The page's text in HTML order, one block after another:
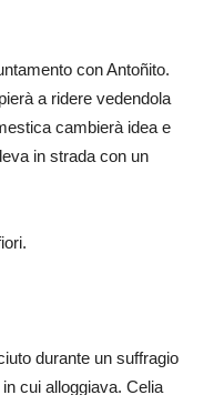
con Antoñito.
a ridere vedendola
cambierà idea e
in strada con un
durante un suffragio
cui alloggiava. Celia